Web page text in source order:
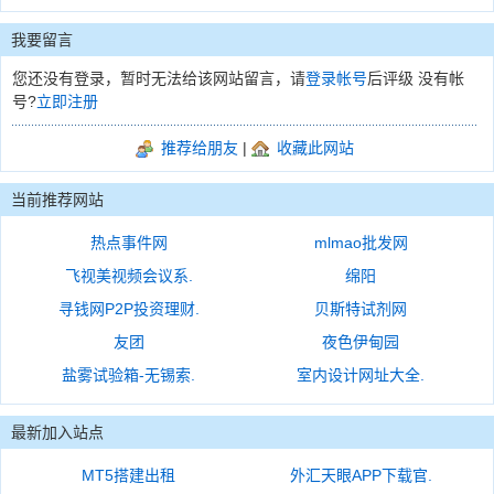
我要留言
您还没有登录，暂时无法给该网站留言，请登录帐号后评级 没有帐
号?立即注册
推荐给朋友 | 收藏此网站
当前推荐网站
热点事件网
mlmao批发网
飞视美视频会议系.
绵阳
寻钱网P2P投资理财.
贝斯特试剂网
友团
夜色伊甸园
盐雾试验箱-无锡索.
室内设计网址大全.
最新加入站点
MT5搭建出租 外汇天眼APP下载官.